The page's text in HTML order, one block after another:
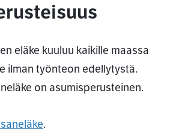
eläke kuuluu kaikille maassa
ilman työnteon edellytystä.
on asumisperusteinen.
.